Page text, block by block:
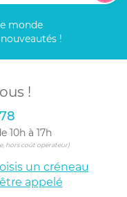
monde
!
!
10h à 17h
hors coût opérateur)
un créneau
appelé